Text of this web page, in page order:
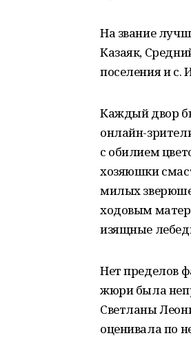
На звание
Казаяк,
поселения и с.
Каждый двор
онлайн-
с обилием
хозяюшки
милых
ходовым
изящные
Нет пределов
жюри была
Светланы
оценивала по